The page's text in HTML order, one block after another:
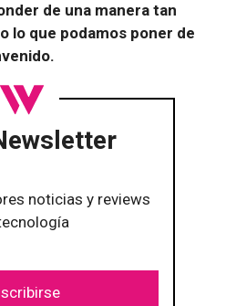
de una manera tan
lo que podamos poner de
noticias y reviews